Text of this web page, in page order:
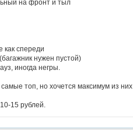
на фронт и тыл
как спереди
нужен пустой)
иногда негры.
топ, но хочется максимум из них
15 рублей.